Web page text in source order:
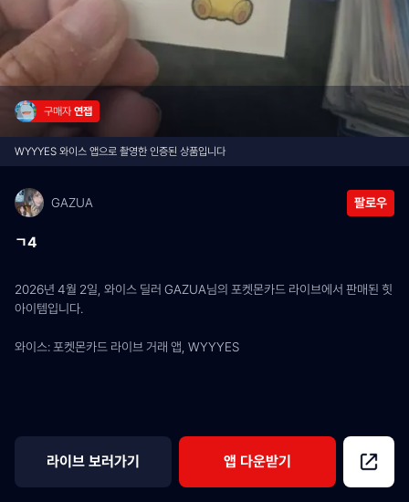
구매자 연잽
WYYYES 와이스 앱으로 촬영한 인증된 상품입니다
GAZUA 팔로우
ㄱ4
2026년 4월 2일, 와이스 딜러 GAZUA님의 포켓몬카드 라이브에서 판매된 힛
아이템입니다.
와이스: 포켓몬카드 라이브 거래 앱, WYYYES
라이브 보러가기 앱 다운받기